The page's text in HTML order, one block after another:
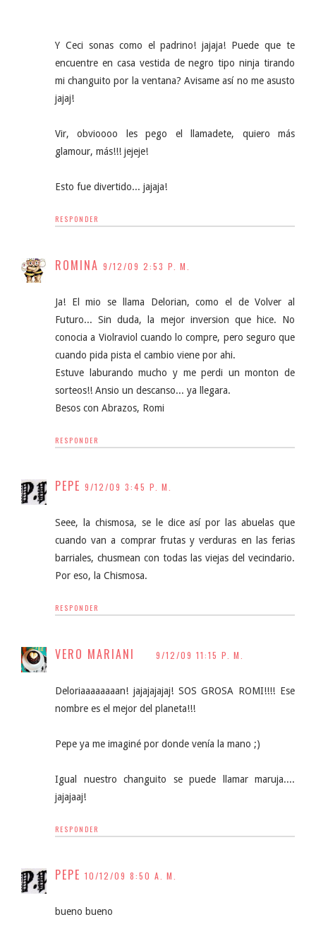
Y Ceci sonas como el padrino! jajaja! Puede que te
encuentre en casa vestida de negro tipo ninja tirando
mi changuito por la ventana? Avisame así no me asusto
jajaj!
Vir, obvioooo les pego el llamadete, quiero más
glamour, más!!! jejeje!
Esto fue divertido... jajaja!
RESPONDER
ROMINA 9/12/09 2:53 P. M.
Ja! El mio se llama Delorian, como el de Volver al
Futuro... Sin duda, la mejor inversion que hice. No
conocia a Violraviol cuando lo compre, pero seguro que
cuando pida pista el cambio viene por ahi.
Estuve laburando mucho y me perdi un monton de
sorteos!! Ansio un descanso... ya llegara.
Besos con Abrazos, Romi
RESPONDER
PEPE 9/12/09 3:45 P. M.
Seee, la chismosa, se le dice así por las abuelas que
cuando van a comprar frutas y verduras en las ferias
barriales, chusmean con todas las viejas del vecindario.
Por eso, la Chismosa.
RESPONDER
VERO MARIANI 9/12/09 11:15 P. M.
Deloriaaaaaaaan! jajajajajaj! SOS GROSA ROMI!!!! Ese
nombre es el mejor del planeta!!!
Pepe ya me imaginé por donde venía la mano ;)
Igual nuestro changuito se puede llamar maruja....
jajajaaj!
RESPONDER
PEPE 10/12/09 8:50 A. M.
bueno bueno